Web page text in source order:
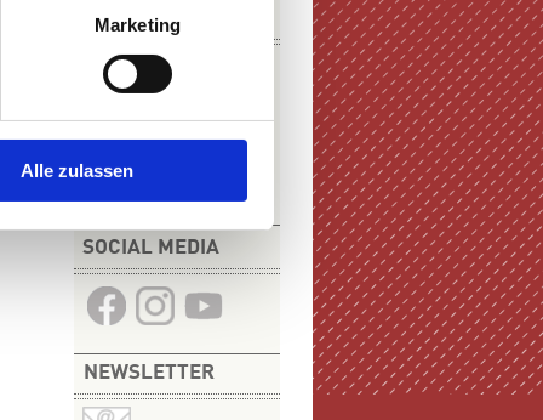
Marketing
Alle zulassen
KURZFILM
SOCIAL MEDIA
NEWSLETTER